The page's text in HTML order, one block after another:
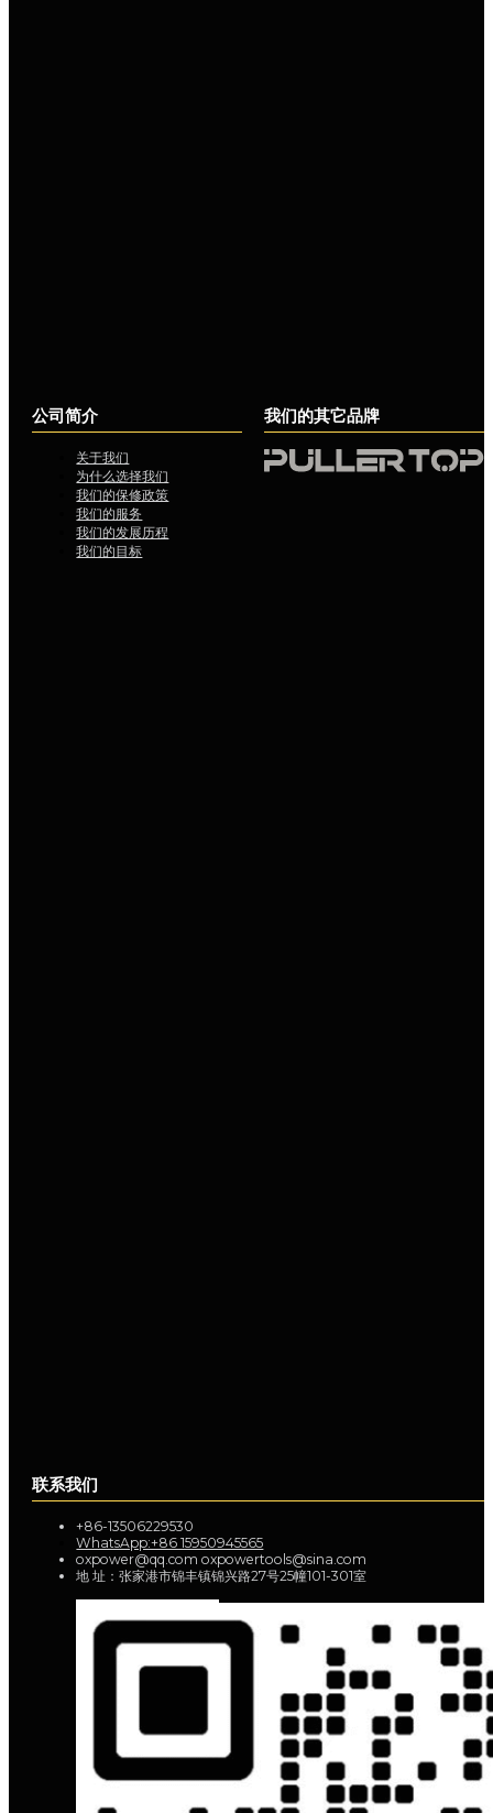
公司简介
关于我们
为什么选择我们
我们的保修政策
我们的服务
我们的发展历程
我们的目标
我们的其它品牌
联系我们
+86-13506229530
WhatsApp:+86 15950945565
oxpower@qq.com oxpowertools@sina.com
地 址：张家港市锦丰镇锦兴路27号25幢101-301室